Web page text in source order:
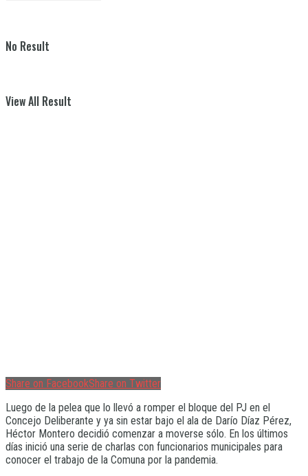
No Result
View All Result
Share on FacebookShare on Twitter
Luego de la pelea que lo llevó a romper el bloque del PJ en el
Concejo Deliberante y ya sin estar bajo el ala de Darío Díaz Pérez,
Héctor Montero decidió comenzar a moverse sólo. En los últimos
días inició una serie de charlas con funcionarios municipales para
conocer el trabajo de la Comuna por la pandemia.